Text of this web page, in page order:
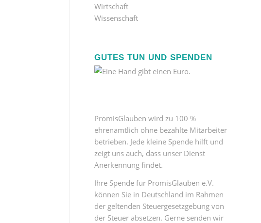
Wirtschaft
Wissenschaft
GUTES TUN UND SPENDEN
PromisGlauben wird zu 100 %
ehrenamtlich ohne bezahlte Mitarbeiter
betrieben. Jede kleine Spende hilft und
zeigt uns auch, dass unser Dienst
Anerkennung findet.
Ihre Spende für PromisGlauben e.V.
können Sie in Deutschland im Rahmen
der geltenden Steuergesetzgebung von
der Steuer absetzen. Gerne senden wir